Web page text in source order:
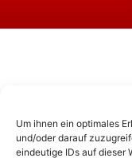
Um ihnen ein optimales
und/oder darauf
eindeutige IDs auf dieser